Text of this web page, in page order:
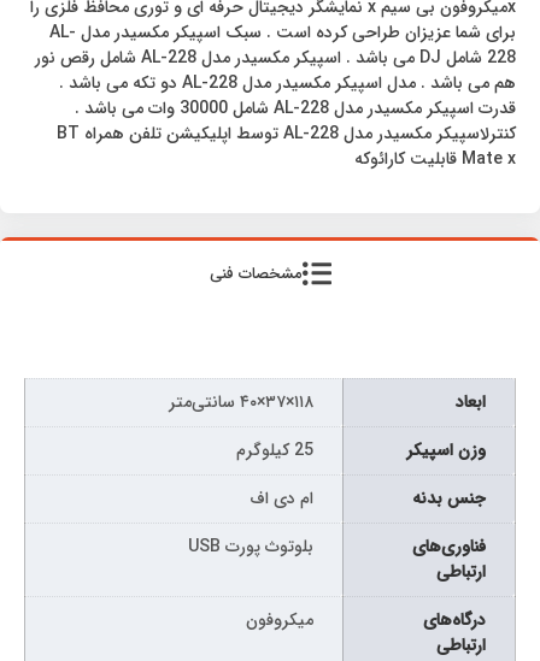
xمیکروفون بی سیم x نمایشگر دیجیتال حرفه ای و توری محافظ فلزی را
برای شما عزیزان طراحی کرده است . سبک اسپیکر مکسیدر مدل AL-
228 شامل DJ می باشد . اسپیکر مکسیدر مدل AL-228 شامل رقص نور
هم می باشد . مدل اسپیکر مکسیدر مدل AL-228 دو تکه می باشد .
قدرت اسپیکر مکسیدر مدل AL-228 شامل 30000 وات می باشد .
کنترلاسپیکر مکسیدر مدل AL-228 توسط اپلیکیشن تلفن همراه BT
Mate x قابلیت کارائوکه
مشخصات فنی
ابعاد
۱۱۸×۳۷×۴۰ سانتی‌متر
وزن اسپیکر
25 کیلوگرم
جنس بدنه
ام دی اف
فناوری‌های
ارتباطی
بلوتوث پورت USB
درگاه‌های
ارتباطی
میکروفون